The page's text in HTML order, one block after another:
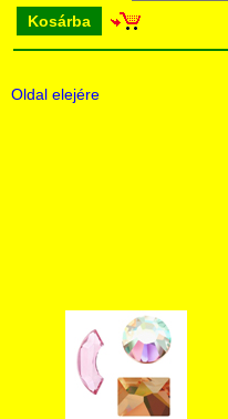
Kosárba
Oldal elejére